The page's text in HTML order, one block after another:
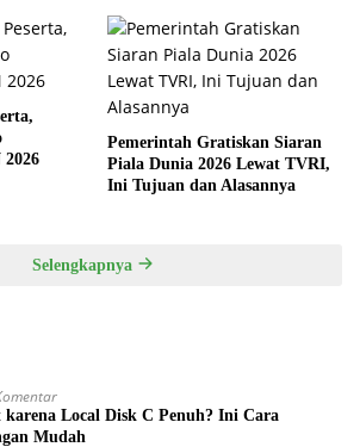
Pemerintah Gratiskan Siaran
Piala Dunia 2026 Lewat TVRI,
Ini Tujuan dan Alasannya
Selengkapnya
Local Disk C Penuh? Ini Cara
Mudah